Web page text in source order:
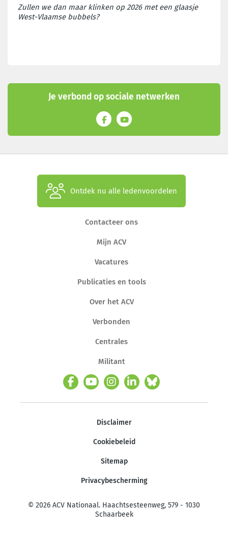
Zullen we dan maar klinken op 2026 met een glaasje
West-Vlaamse bubbels?
Je verbond op sociale netwerken
Ontdek nu alle ledenvoordelen
Contacteer ons
Mijn ACV
Vacatures
Publicaties en tools
Over het ACV
Verbonden
Centrales
Militant
Disclaimer
Cookiebeleid
Sitemap
Privacybescherming
© 2026 ACV Nationaal. Haachtsesteenweg, 579 - 1030
Schaarbeek